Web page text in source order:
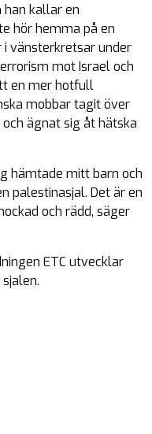
han kallar en
hör hemma på en
i vänsterkretsar under
mot Israel och
en mer hotfull
mobbar tagit över
ägnat sig åt hätska
hämtade mitt barn och
palestinasjal. Det är en
och rädd, säger
ETC utvecklar